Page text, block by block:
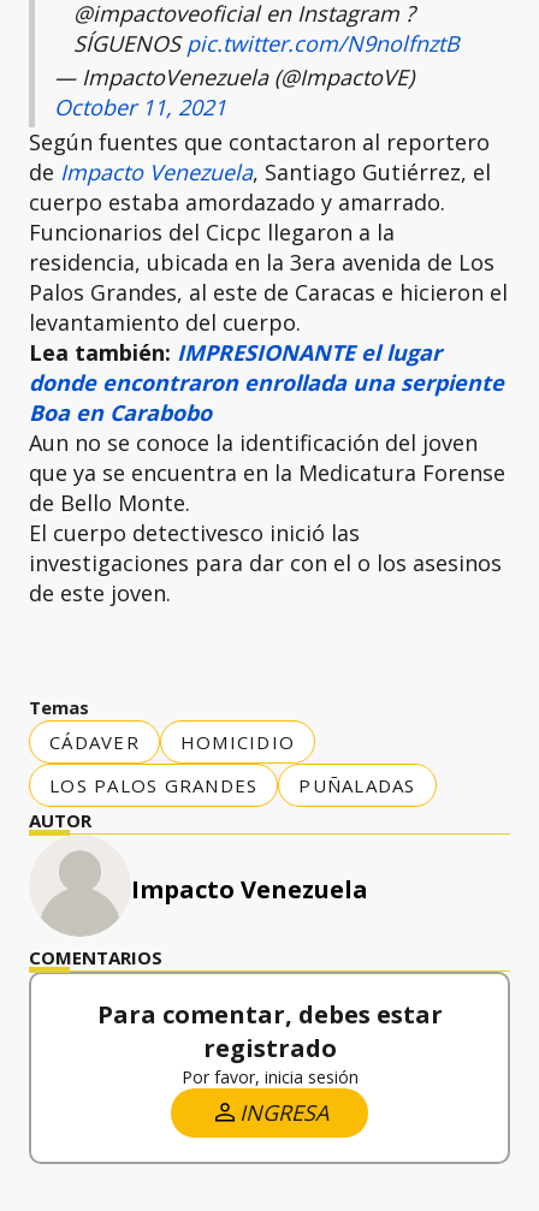
@impactoveoficial en Instagram ?
SÍGUENOSpic.twitter.com/N9nolfnztB
— ImpactoVenezuela (@ImpactoVE)
October 11, 2021
Según fuentes que contactaron al reportero
de Impacto Venezuela, Santiago Gutiérrez, el
cuerpo estaba amordazado y amarrado.
Funcionarios del Cicpc llegaron a la
residencia, ubicada en la 3era avenida de Los
Palos Grandes, al este de Caracas e hicieron el
levantamiento del cuerpo.
Lea también: IMPRESIONANTE el lugar
donde encontraron enrollada una serpiente
Boa en Carabobo
Aun no se conoce la identificación del joven
que ya se encuentra en la Medicatura Forense
de Bello Monte.
El cuerpo detectivesco inició las
investigaciones para dar con el o los asesinos
de este joven.
Temas
CÁDAVER
HOMICIDIO
LOS PALOS GRANDES
PUÑALADAS
AUTOR
Impacto Venezuela
COMENTARIOS
Para comentar, debes estar
registrado
Por favor, inicia sesión
INGRESA